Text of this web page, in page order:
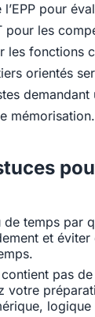
pour
pour les
les fonctions
orientés
demandant
mémorisation.
de temps par
et éviter
pas
votre